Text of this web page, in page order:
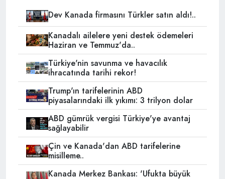
Dev Kanada firmasını Türkler satın aldı!..
Kanadalı ailelere yeni destek ödemeleri
Haziran ve Temmuz'da..
Türkiye'nin savunma ve havacılık
ihracatında tarihi rekor!
Trump'ın tarifelerinin ABD
piyasalarındaki ilk yıkımı: 3 trilyon dolar
ABD gümrük vergisi Türkiye'ye avantaj
sağlayabilir
Çin ve Kanada'dan ABD tarifelerine
misilleme..
Kanada Merkez Bankası: 'Ufukta büyük